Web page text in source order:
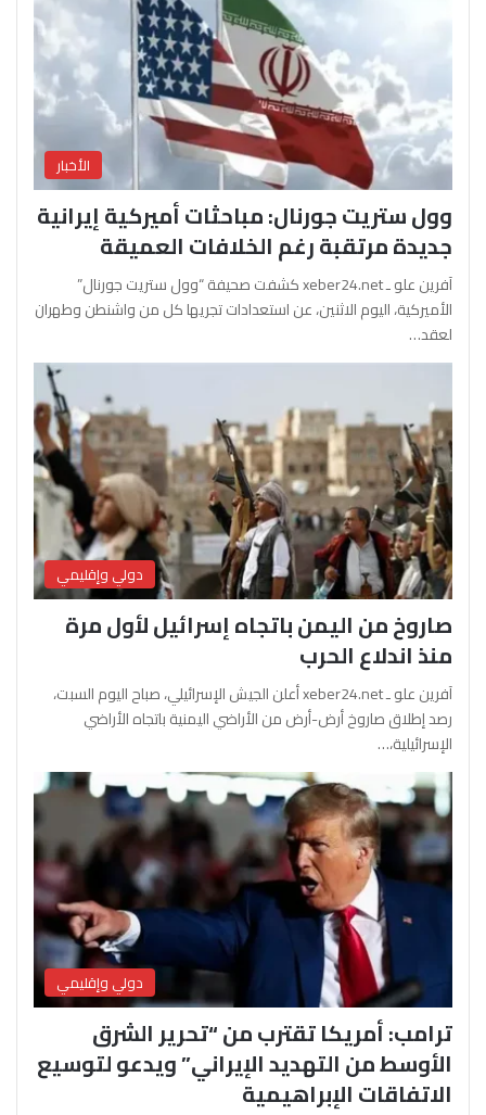
الأخبار
وول ستريت جورنال: مباحثات أميركية إيرانية
جديدة مرتقبة رغم الخلافات العميقة
آفرين علو ـ xeber24.net كشفت صحيفة “وول ستريت جورنال”
الأميركية، اليوم الاثنين، عن استعدادات تجريها كل من واشنطن وطهران
لعقد…
دولي وإقليمي
صاروخ من اليمن باتجاه إسرائيل لأول مرة
منذ اندلاع الحرب
آفرين علو ـ xeber24.net أعلن الجيش الإسرائيلي، صباح اليوم السبت،
رصد إطلاق صاروخ أرض-أرض من الأراضي اليمنية باتجاه الأراضي
الإسرائيلية،…
دولي وإقليمي
ترامب: أمريكا تقترب من “تحرير الشرق
الأوسط من التهديد الإيراني” ويدعو لتوسيع
الاتفاقات الإبراهيمية